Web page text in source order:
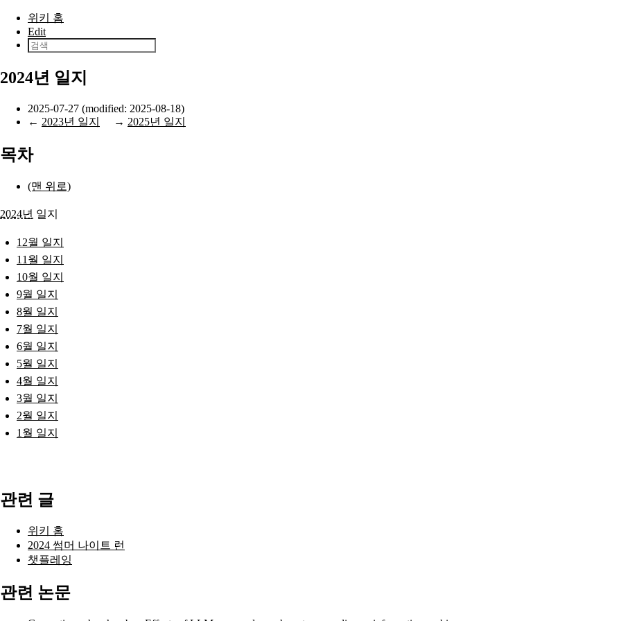
본문으로 건너뛰기
위키 홈
Edit
2024년 일지
2025-07-27 (modified: 2025-08-18)
← 2023년 일지 → 2025년 일지
목차
(맨 위로)
2024년 일지
12월 일지
11월 일지
10월 일지
9월 일지
8월 일지
7월 일지
6월 일지
5월 일지
4월 일지
3월 일지
2월 일지
1월 일지
관련 글
위키 홈
2024 썸머 나이트 런
챗플레잉
관련 논문